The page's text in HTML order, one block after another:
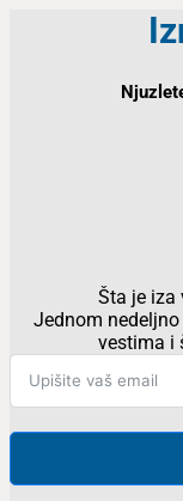
Šta je iza
Jednom
vestima i